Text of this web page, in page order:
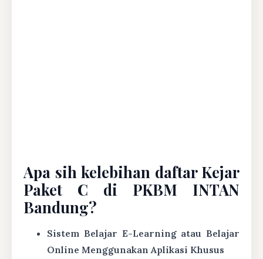
Apa sih kelebihan daftar Kejar
Paket C di PKBM INTAN
Bandung?
Sistem Belajar E-Learning atau Belajar
Online Menggunakan Aplikasi Khusus